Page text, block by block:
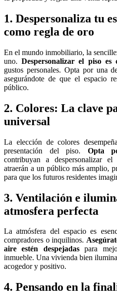
1. Despersonaliza tu
como regla de oro
En el mundo inmobiliario, la
uno.Despersonalizar el piso es
gustos personales. Opta por una
asegurándote de que el espacio
público.
2. Colores: La clave
universal
La elección de colores
presentación del piso. Opta
contribuyan a despersonalizar
atraerán a un público más amplio,
para que los futuros residentes
3. Ventilación e
atmosfera perfecta
La atmósfera del espacio es
compradores o inquilinos.
aire estén despejadaspara
inmueble. Una vivienda bien
acogedor y positivo.
4. Pensando en la